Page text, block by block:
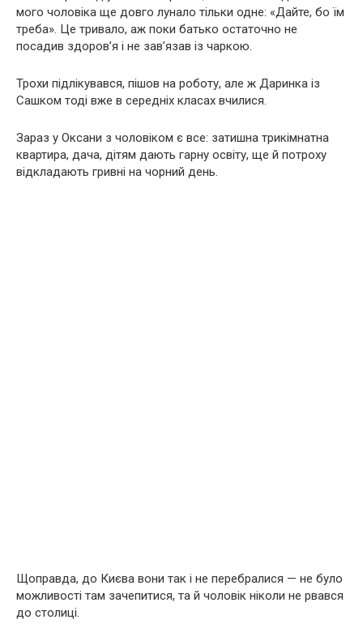
мого чоловіка ще довго лунало тільки одне: «Дайте, бо їм
треба». Це тривало, аж поки батько остаточно не
посадив здоров’я і не зав’язав із чаркою.
Трохи підлікувався, пішов на роботу, але ж Даринка із
Сашком тоді вже в середніх класах вчилися.
Зараз у Оксани з чоловіком є все: затишна трикімнатна
квартира, дача, дітям дають гарну освіту, ще й потроху
відкладають гривні на чорний день.
Щоправда, до Києва вони так і не перебралися — не було
можливості там зачепитися, та й чоловік ніколи не рвався
до столиці.